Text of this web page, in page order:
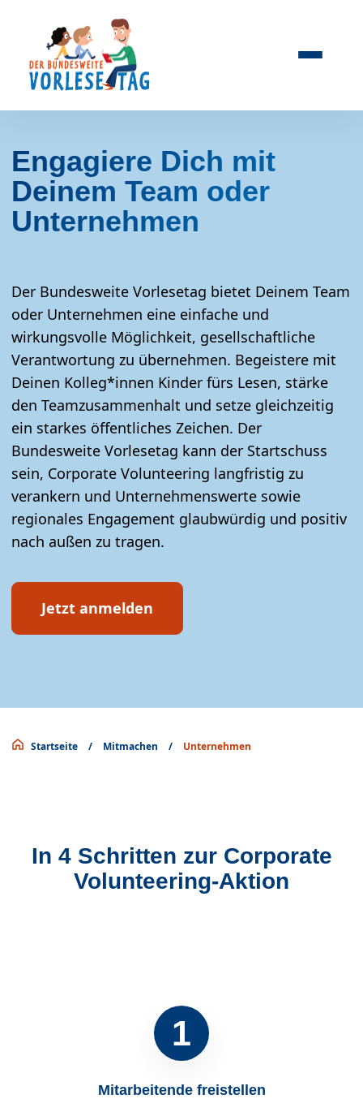
Engagiere Dich mit
Deinem Team oder
Unternehmen
Der Bundesweite Vorlesetag bietet Deinem Team
oder Unternehmen eine einfache und
wirkungsvolle Möglichkeit, gesellschaftliche
Verantwortung zu übernehmen. Begeistere mit
Deinen Kolleg*innen Kinder fürs Lesen, stärke
den Teamzusammenhalt und setze gleichzeitig
ein starkes öffentliches Zeichen. Der
Bundesweite Vorlesetag kann der Startschuss
sein, Corporate Volunteering langfristig zu
verankern und Unternehmenswerte sowie
regionales Engagement glaubwürdig und positiv
nach außen zu tragen.
Jetzt anmelden
Startseite / Mitmachen / Unternehmen
In 4 Schritten zur Corporate
Volunteering-Aktion
1
Mitarbeitende freistellen